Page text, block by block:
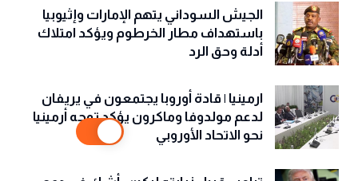
الجيش السوداني يتهم الإمارات وإثيوبيا
باستهداف مطار الخرطوم ويؤكد امتلاك
أدلة وحق الرد
ارمينيا | قادة أوروبا يجتمعون في يريفان
لدعم مولدوفا وماكرون يؤكد توجه أرمينيا
نحو الاتحاد الأوروبي